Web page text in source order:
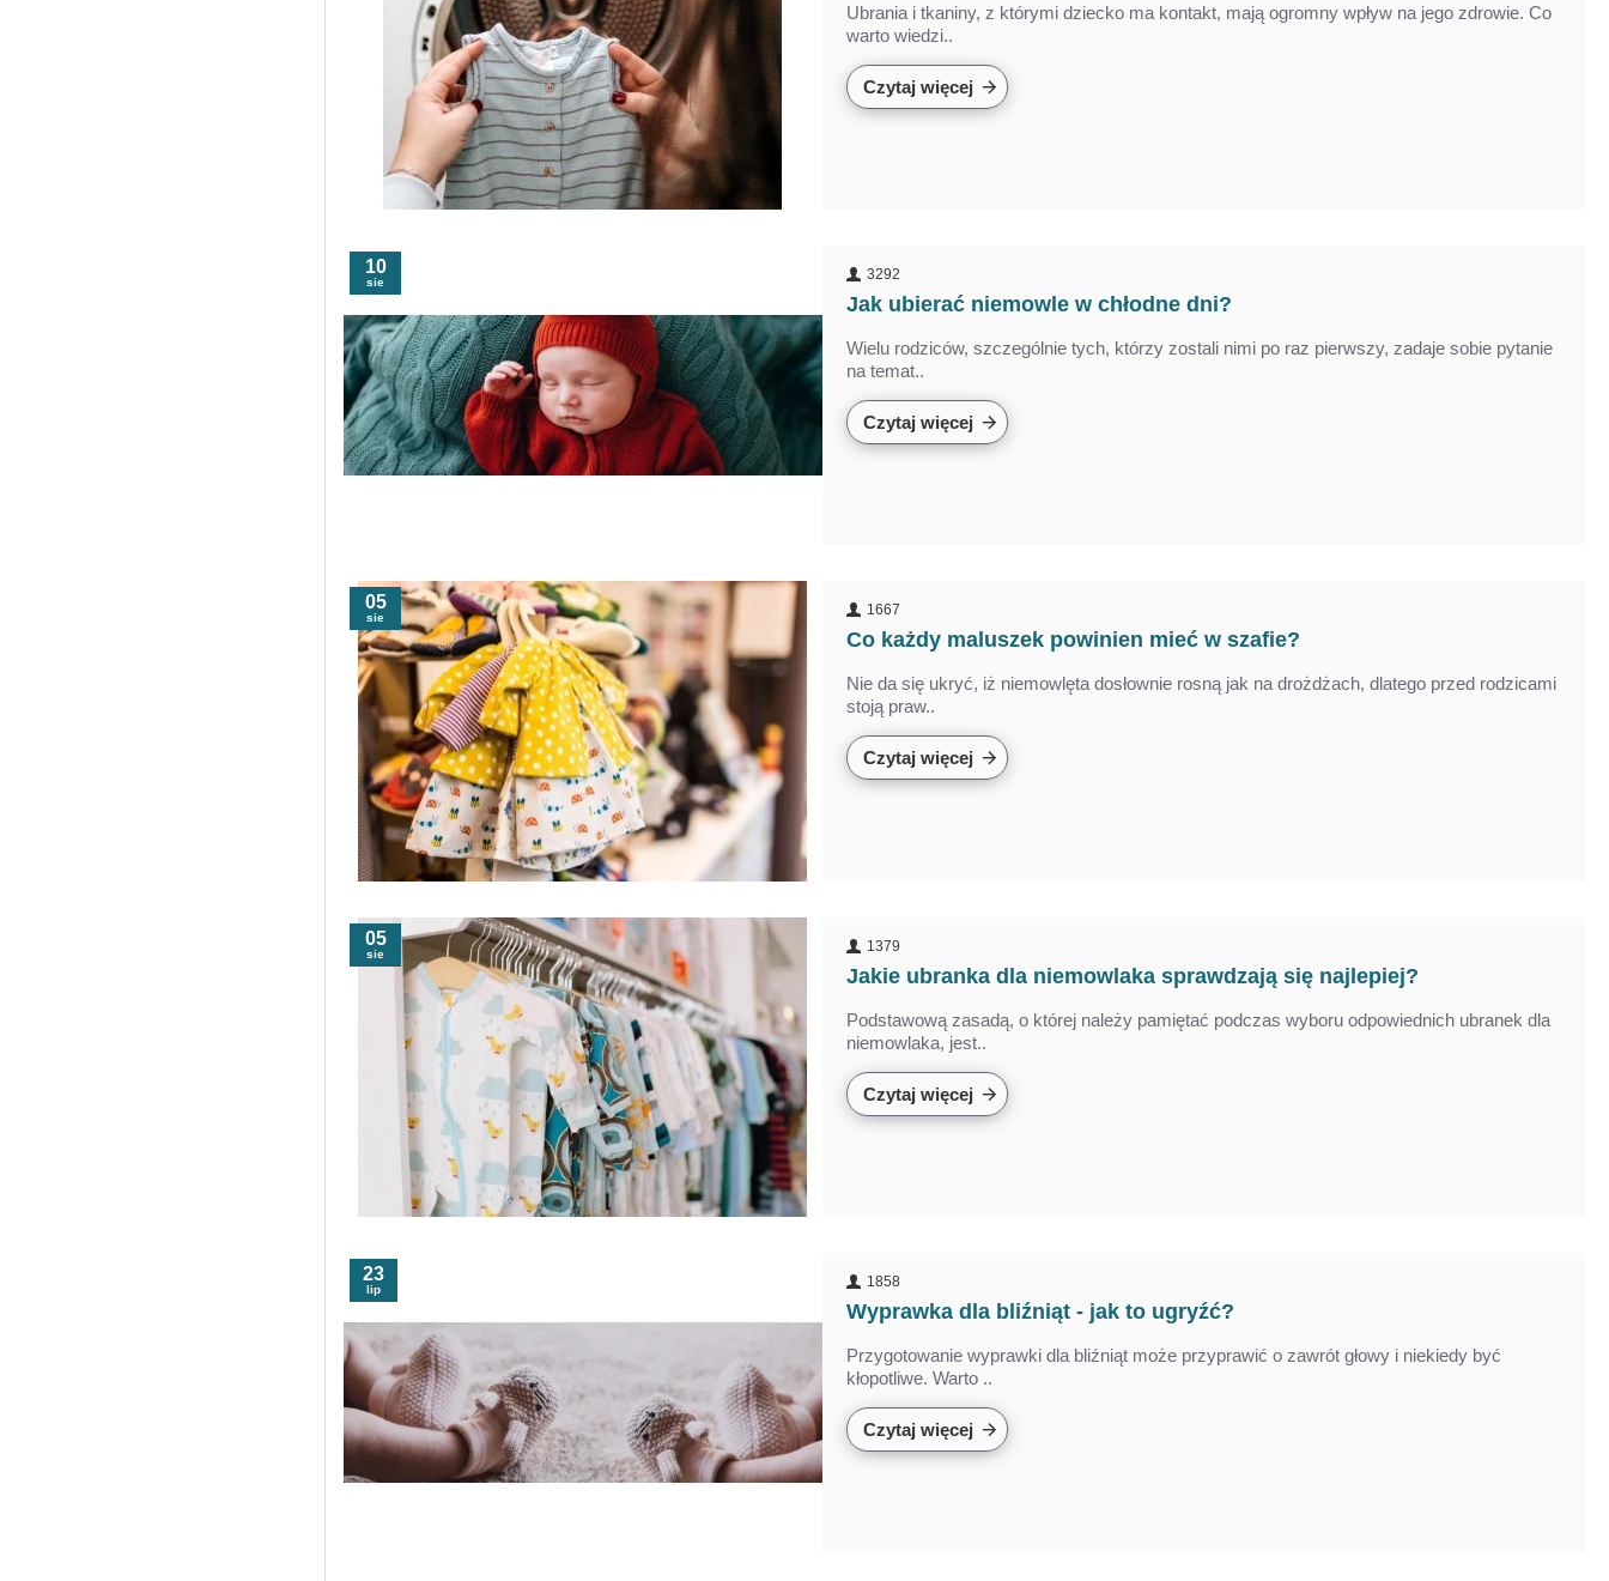
Ubrania i tkaniny, z którymi dziecko ma kontakt, mają ogromny wpływ na jego zdrowie. Co
warto wiedzi..
Czytaj więcej
10
sie 3292
Jak ubierać niemowle w chłodne dni?
Wielu rodziców, szczególnie tych, którzy zostali nimi po raz pierwszy, zadaje sobie pytanie
na temat..
Czytaj więcej
05
sie 1667
Co każdy maluszek powinien mieć w szafie?
Nie da się ukryć, iż niemowlęta dosłownie rosną jak na drożdżach, dlatego przed rodzicami
stoją praw..
Czytaj więcej
05
sie 1379
Jakie ubranka dla niemowlaka sprawdzają się najlepiej?
Podstawową zasadą, o której należy pamiętać podczas wyboru odpowiednich ubranek dla
niemowlaka, jest..
Czytaj więcej
23
lip 1858
Wyprawka dla bliźniąt - jak to ugryźć?
Przygotowanie wyprawki dla bliźniąt może przyprawić o zawrót głowy i niekiedy być
kłopotliwe. Warto ..
Czytaj więcej